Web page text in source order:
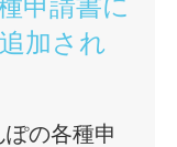
申請書に
加され
の各種申